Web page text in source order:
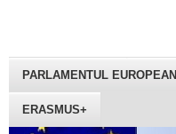
PARLAMENTUL EUROPEAN
ERASMUS+